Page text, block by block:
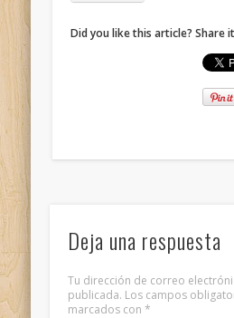
Did you like this article? Share
Deja una respuesta
Tu dirección de correo
publicada. Los campos
marcados con *